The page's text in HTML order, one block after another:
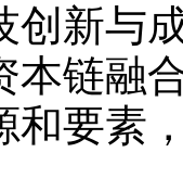
创新与
本链融
和要素